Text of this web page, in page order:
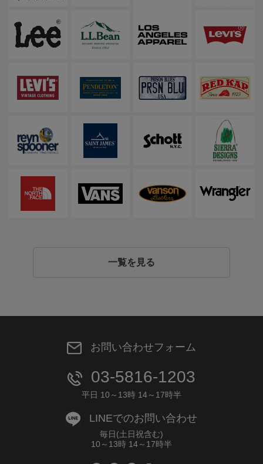
一覧を見る
お問い合わせフォーム
03-5816-1203
平日 10～13時 14～17時半
LINEでのお問い合わせ
毎日(土日祝含む)
10～13時 14～17時半